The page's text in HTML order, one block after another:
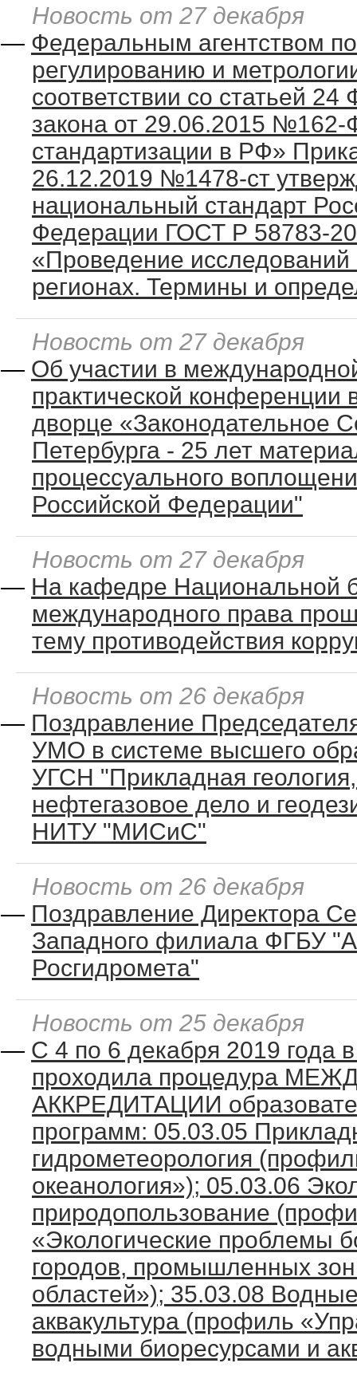
Новость от 27 декабря
— Федеральным агентством
регулированию и
соответствии со статьей 24
закона от 29.06.2015
стандартизации в РФ»
26.12.2019 №1478-ст
национальный стандарт
Федерации ГОСТ Р 58783-
«Проведение
регионах. Термины и
Новость от 27 декабря
— Об участии в
практической конференции
дворце «Законодательное
Петербурга - 25 лет
процессуального
Российской Федерации"
Новость от 27 декабря
— На кафедре Национальной
международного права
тему противодействия
Новость от 26 декабря
— Поздравление
УМО в системе высшего
УГСН "Прикладная
нефтегазовое дело и
НИТУ "МИСиС"
Новость от 26 декабря
— Поздравление Директора
Западного филиала ФГБУ
Росгидромета"
Новость от 25 декабря
— С 4 по 6 декабря 2019 года
проходила процедура
АККРЕДИТАЦИИ
программ: 05.03.05
гидрометеорология
океанология»); 05.03.06
природопользование
«Экологические проблемы
городов, промышленных
областей»); 35.03.08
аквакультура (профиль
водными биоресурсами и